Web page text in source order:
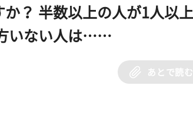
？ 半数以上の人が1人以上
いない人は……
あとで読む